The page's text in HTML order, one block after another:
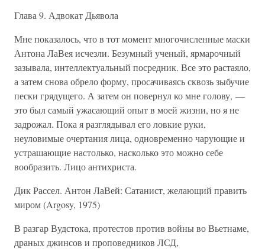
Глава 9. Адвокат Дьявола
Мне показалось, что в тот момент многочисленные маски
Антона ЛаВея исчезли. Безумный ученый, ярмарочный
зазывала, интеллектуальный посредник. Все это растаяло,
а затем снова обрело форму, просачиваясь сквозь зыбучие
пески грядущего. А затем он повернул ко мне голову, —
это был самый ужасающий опыт в моей жизни, но я не
задрожал. Пока я разглядывал его ловкие руки,
неуловимые очертания лица, одновременно чарующие и
устрашающие настолько, насколько это можно себе
вообразить. Лицо антихриста.
Дик Рассел. Антон ЛаВей: Сатанист, желающий править
миром (Argosy, 1975)
В разгар Вудстока, протестов против войны во Вьетнаме,
драных джинсов и проповедников ЛСД,